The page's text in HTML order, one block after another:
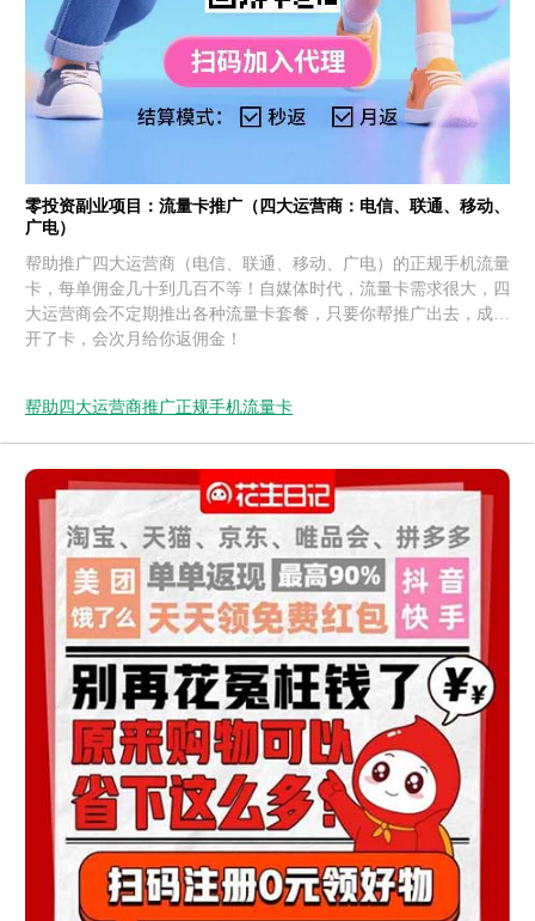
零投资副业项目：流量卡推广（四大运营商：电信、联通、移动、
广电）
帮助推广四大运营商（电信、联通、移动、广电）的正规手机流量
卡，每单佣金几十到几百不等！自媒体时代，流量卡需求很大，四
大运营商会不定期推出各种流量卡套餐，只要你帮推广出去，成功
开了卡，会次月给你返佣金！
帮助四大运营商推广正规手机流量卡